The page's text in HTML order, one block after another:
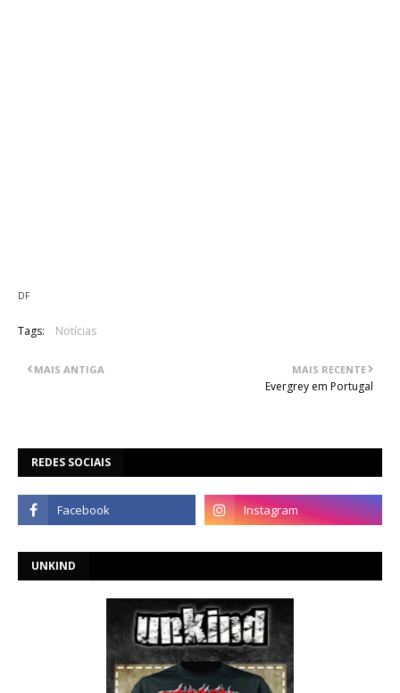
DF
Tags: Notícias
MAIS RECENTE
Evergrey em Portugal
MAIS ANTIGA
REDES SOCIAIS
UNKIND